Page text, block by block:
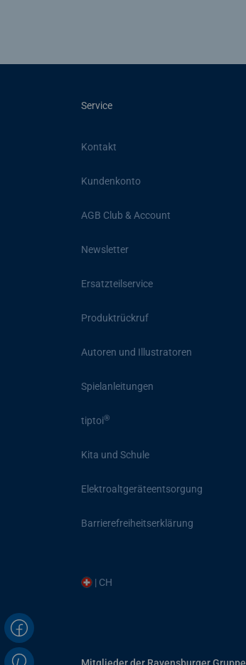
Service
Kontakt
Kundenkonto
AGB Club & Account
Newsletter
Ersatzteilservice
Produktrückruf
Autoren und Illustratoren
Spielanleitungen
tiptoi®
Kita und Schule
Elektroaltgeräteentsorgung
Barrierefreiheitserklärung
| CH
Mitglieder der Ravensburger Gruppe